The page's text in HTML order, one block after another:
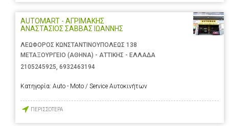
AUTOMART - ΑΓΡΙΜΑΚΗΣ
ΑΝΑΣΤΑΣΙΟΣ ΣΑΒΒΑΣ ΙΩΑΝΝΗΣ
ΛΕΩΦΟΡΟΣ ΚΩΝΣΤΑΝΤΙΝΟΥΠΟΛΕΩΣ 138
ΜΕΤΑΞΟΥΡΓΕΙΟ (ΑΘΗΝΑ) - ΑΤΤΙΚΗΣ - ΕΛΛΑΔΑ
2105245925 6932463194
Κατηγορία: Auto - Moto / Service Αυτοκινήτων
ΠΕΡΙΣΣΟΤΕΡΑ